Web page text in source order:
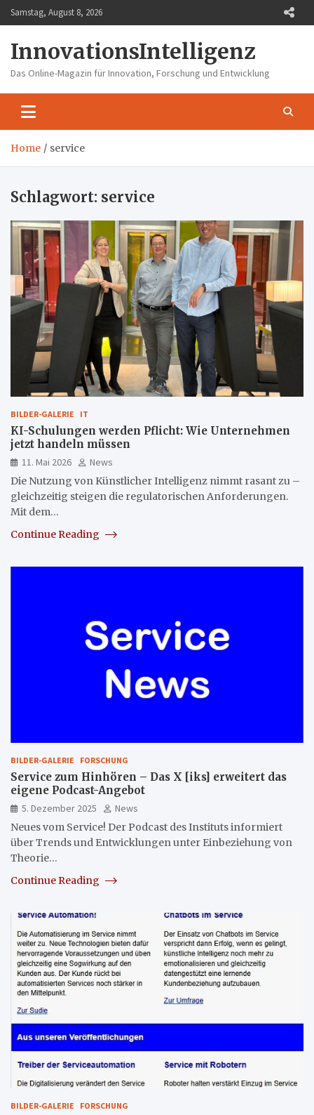
Skip
to
Samstag, August 8, 2026
InnovationsIntelligenz
Das Online-Magazin für Innovation, Forschung und Entwicklung
Home service
Schlagwort: service
BILDER-GALERIE IT
KI-Schulungen werden Pflicht: Wie Unternehmen
jetzt handeln müssen
11. Mai 2026
News
Die Nutzung von Künstlicher Intelligenz nimmt rasant zu –
gleichzeitig steigen die regulatorischen Anforderungen.
Mit dem…
Continue Reading
BILDER-GALERIE FORSCHUNG
Service zum Hinhören – Das X [iks] erweitert das
eigene Podcast-Angebot
5. Dezember 2025
News
Neues vom Service! Der Podcast des Instituts informiert
über Trends und Entwicklungen unter Einbeziehung von
Theorie…
Continue Reading
BILDER-GALERIE FORSCHUNG